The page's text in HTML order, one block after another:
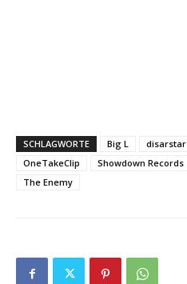
SCHLAGWORTE Big L disarstar
OneTakeClip
Showdown Records
The Enemy